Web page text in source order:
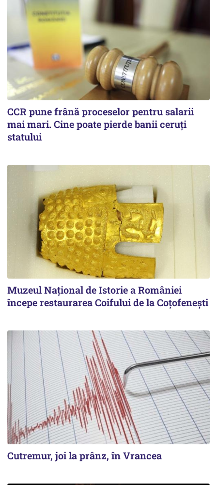
CCR pune frână proceselor pentru salarii
mai mari. Cine poate pierde banii ceruți
statului
Muzeul Național de Istorie a României
începe restaurarea Coifului de la Coțofenești
Cutremur, joi la prânz, în Vrancea